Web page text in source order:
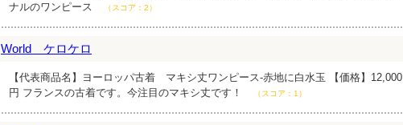
ナルのワンピース
（スコア：2）
World ケロケロ
【代表商品名】ヨーロッパ古着 マキシ丈ワンピース‐赤地に白水玉 【価格】12,000
円 フランスの古着です。今注目のマキシ丈です！
（スコア：1）